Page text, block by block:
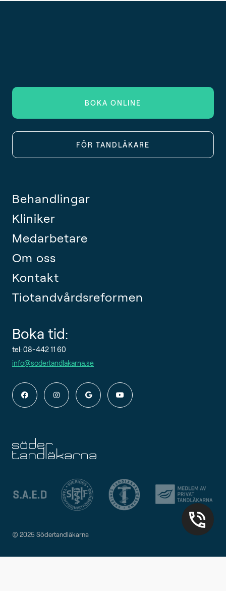
442 11
60
Behandlingar
Kliniker
Medarbetare
Om oss
Kontakt
Tiotandvårdsreformen
Boka tid:
tel: 08-442 11 60
info@sodertandlakarna.se
BOKA ONLINE
FÖR TANDLÄKARE
© 2025 Södertandläkarna